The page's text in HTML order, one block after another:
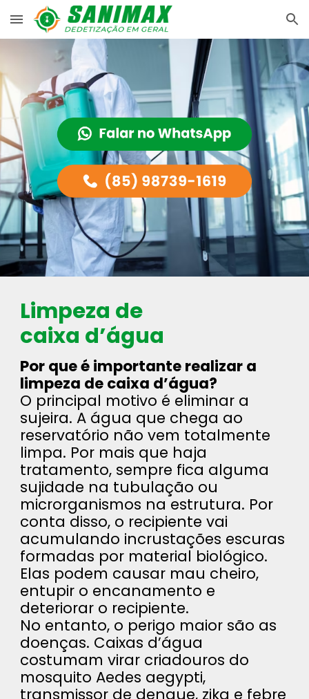
Skip to main content Skip to navigation
Limpeza de
caixa d’água
Por que é importante realizar a
limpeza de caixa d’água?
O principal motivo é eliminar a
sujeira. A água que chega ao
reservatório não vem totalmente
limpa. Por mais que haja
tratamento, sempre fica alguma
sujidade na tubulação ou
microrganismos na estrutura. Por
conta disso, o recipiente vai
acumulando incrustações escuras
formadas por material biológico.
Elas podem causar mau cheiro,
entupir o encanamento e
deteriorar o recipiente.
No entanto, o perigo maior são as
doenças. Caixas d’água
costumam virar criadouros do
mosquito Aedes aegypti,
transmissor de dengue, zika e febre